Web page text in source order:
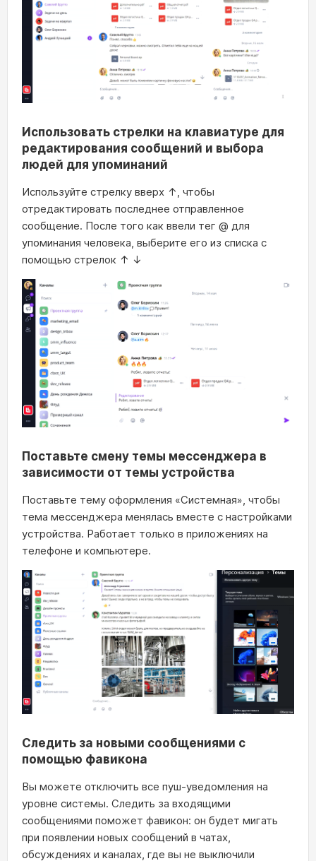
Использовать стрелки на клавиатуре для
редактирования сообщений и выбора
людей для упоминаний
Используйте стрелку вверх ↑, чтобы
отредактировать последнее отправленное
сообщение. После того как ввели тег @ для
упоминания человека, выберите его из списка с
помощью стрелок ↑ ↓
Поставьте смену темы мессенджера в
зависимости от темы устройства
Поставьте тему оформления «Системная», чтобы
тема мессенджера менялась вместе с настройками
устройства. Работает только в приложениях на
телефоне и компьютере.
Следить за новыми сообщениями с
помощью фавикона
Вы можете отключить все пуш-уведомления на
уровне системы. Следить за входящими
сообщениями поможет фавикон: он будет мигать
при появлении новых сообщений в чатах,
обсуждениях и каналах, где вы не выключили